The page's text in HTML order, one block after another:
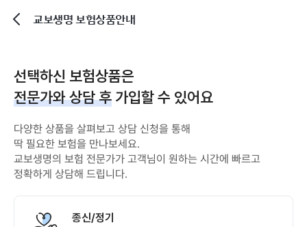
교보생명 보험상품안내
선택하신 보험상품은
전문가와 상담 후 가입할 수 있어요
다양한 상품을 살펴보고 상담 신청을 통해
딱 필요한 보험을 만나보세요.
교보생명의 보험 전문가가 고객님이 원하는 시간에 빠르고
정확하게 상담해 드립니다.
종신/정기